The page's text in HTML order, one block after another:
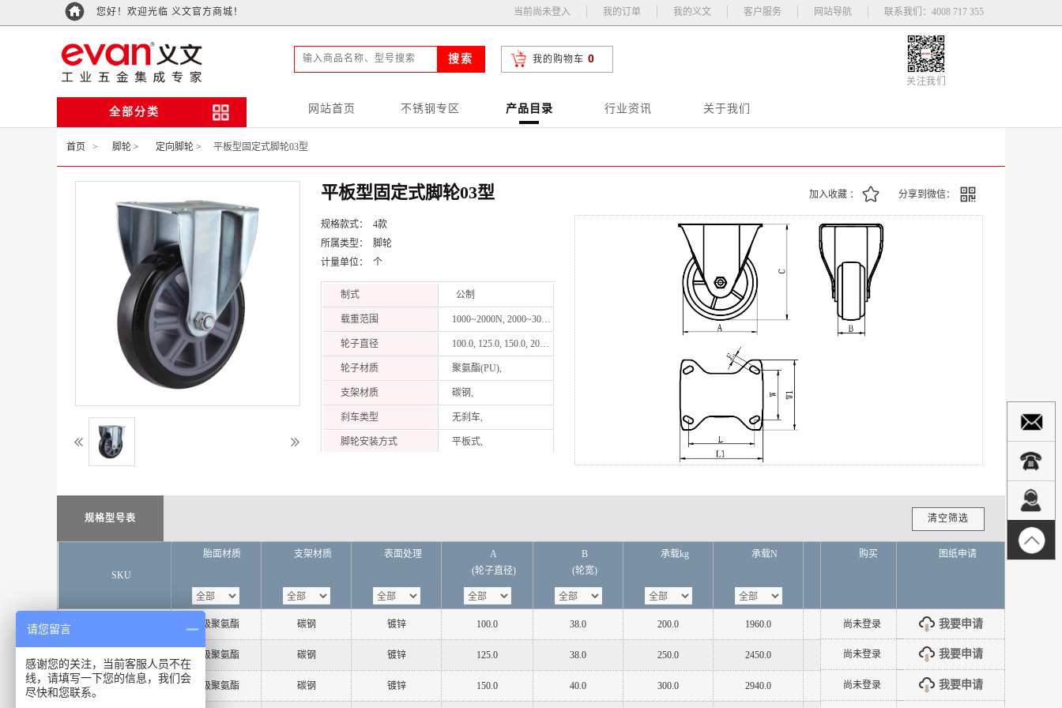
您好！欢迎光临 义文官方商城！ 当前尚未登入 我的订单 我的义文 客户服务 网站导航 联系我们：4008 717 355
搜索 我的购物车 0
关注我们
全部分类 网站首页 不锈钢专区 产品目录 行业资讯 关于我们
首页 > 脚轮 > 定向脚轮 > 平板型固定式脚轮03型
平板型固定式脚轮03型 加入收藏 ： 分享到微信：
规格款式： 4款
所属类型： 脚轮
计量单位： 个
制式 公制
载重范围 1000~2000N, 2000~3000N, 3000N以上,
轮子直径 100.0, 125.0, 150.0, 200.0,
轮子材质 聚氨酯(PU),
支架材质 碳钢,
刹车类型 无刹车,
脚轮安装方式 平板式,
规格型号表 清空筛选
SKU
胎面材质 支架材质 表面处理
A
(轮子直径)
B
(轮宽)
承载kg 承载N 载重范围N 轴承
C
购买 图纸申请
高级聚氨酯 碳钢 镀锌 100.0 38.0 200.0 1960.0 1000~2000N 滚珠
尚未登录 我要申请
高级聚氨酯 碳钢 镀锌 125.0 38.0 250.0 2450.0 2000~3000N 滚珠
尚未登录 我要申请
EV232-27005217 高级聚氨酯 碳钢 镀锌 150.0 40.0 300.0 2940.0 2000~3000N 滚珠
尚未登录 我要申请
请您留言
感谢您的关注，当前客服人员不在
线，请填写一下您的信息，我们会
尽快和您联系。